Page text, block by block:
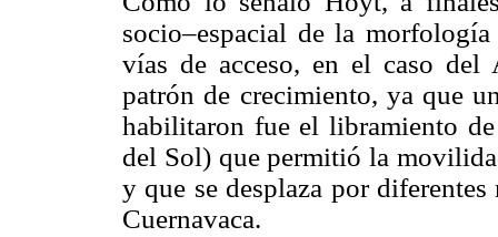
socio–espacial de la
vías de acceso, en el caso
patrón de crecimiento, ya que
habilitaron fue el libramiento
del Sol) que permitió la
y que se desplaza por
Cuernavaca.